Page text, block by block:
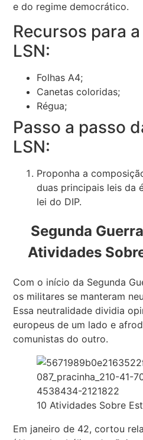
e do regime democrático.
Recursos para
LSN:
Folhas A4;
Canetas coloridas;
Régua;
Passo a passo
LSN:
Proponha a
duas principais leis da
lei do DIP.
Segunda
Atividades
Com o início da Segunda
os militares se manteram
Essa neutralidade dividia
europeus de um lado e
comunistas do outro.
10 Atividades Sobre
Em janeiro de 42, cortou